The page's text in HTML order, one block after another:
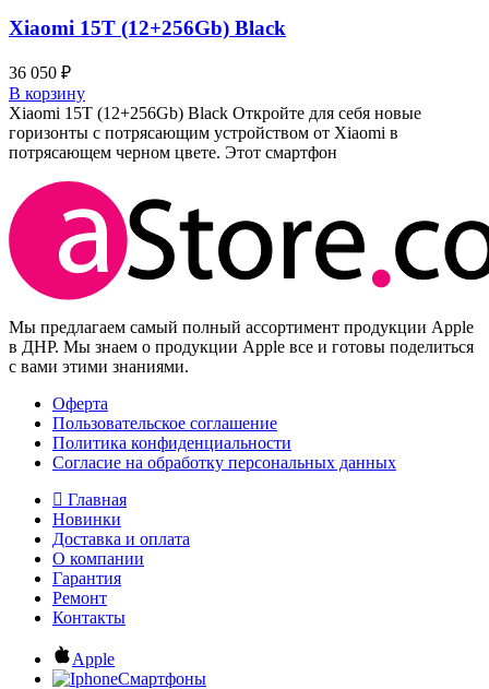
Xiaomi 15Т (12+256Gb) Black
36 050 ₽
В корзину
Xiaomi 15Т (12+256Gb) Black Откройте для себя новые
горизонты с потрясающим устройством от Xiaomi в
потрясающем черном цвете. Этот смартфон
Мы предлагаем самый полный ассортимент продукции Apple
в ДНР. Мы знаем о продукции Apple все и готовы поделиться
с вами этими знаниями.
Оферта
Пользовательское соглашение
Политика конфиденциальности
Согласие на обработку персональных данных
Главная
Новинки
Доставка и оплата
О компании
Гарантия
Ремонт
Контакты
Apple
Смартфоны